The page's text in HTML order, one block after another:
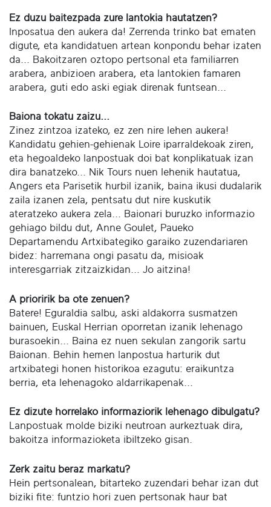
Ez duzu baitezpada zure lantokia hautatzen?
Inposatua den aukera da! Zerrenda trinko bat ematen
digute, eta kandidatuen artean konpondu behar izaten
da... Bakoitzaren oztopo pertsonal eta familiarren
arabera, anbizioen arabera, eta lantokien famaren
arabera, guti edo aski egiak direnak funtsean...
Baiona tokatu zaizu...
Zinez zintzoa izateko, ez zen nire lehen aukera!
Kandidatu gehien-gehienak Loire iparraldekoak ziren,
eta hegoaldeko lanpostuak doi bat konplikatuak izan
dira banatzeko... Nik Tours nuen lehenik hautatua,
Angers eta Parisetik hurbil izanik, baina ikusi dudalarik
zaila izanen zela, pentsatu dut nire kuskutik
ateratzeko aukera zela... Baionari buruzko informazio
gehiago bildu dut, Anne Goulet, Paueko
Departamendu Artxibategiko garaiko zuzendariaren
bidez: harremana ongi pasatu da, misioak
interesgarriak zitzaizkidan... Jo aitzina!
A prioririk ba ote zenuen?
Batere! Eguraldia salbu, aski aldakorra susmatzen
bainuen, Euskal Herrian oporretan izanik lehenago
burasoekin... Baina ez nuen sekulan zangorik sartu
Baionan. Behin hemen lanpostua harturik dut
artxibategi honen historikoa ezagutu: eraikuntza
berria, eta lehenagoko aldarrikapenak...
Ez dizute horrelako informaziorik lehenago dibulgatu?
Lanpostuak molde biziki neutroan aurkeztuak dira,
bakoitza informazioketa ibiltzeko gisan.
Zerk zaitu beraz markatu?
Hein pertsonalean, bitarteko zuzendari behar izan dut
biziki fite: funtzio hori zuen pertsonak haur bat